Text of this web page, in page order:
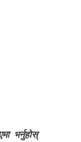
भर्नुहोस्